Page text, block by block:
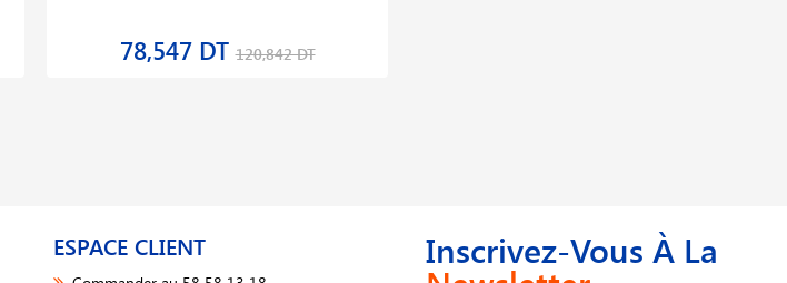
78,547 DT120,842 DT
ESPACE CLIENT Inscrivez-Vous À La